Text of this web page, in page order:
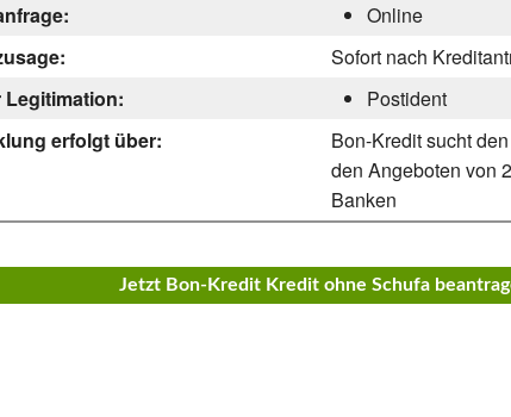
Online
Sofort nach
Legitimation:
Postident
erfolgt über:
Bon-Kredit sucht
den Angeboten von
Banken
Jetzt Bon-Kredit Kredit ohne Schufa